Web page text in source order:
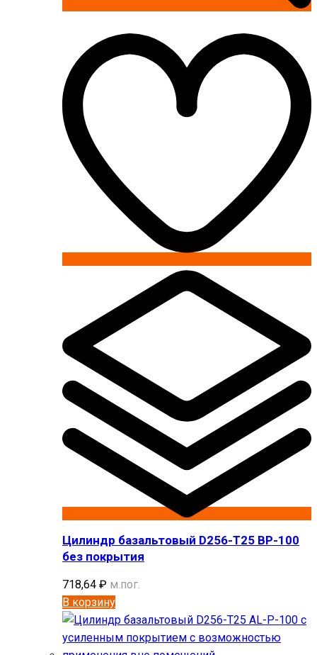
Цилиндр базальтовый D256-T25 BP-100
без покрытия
718,64 ₽ м.пог.
В корзину